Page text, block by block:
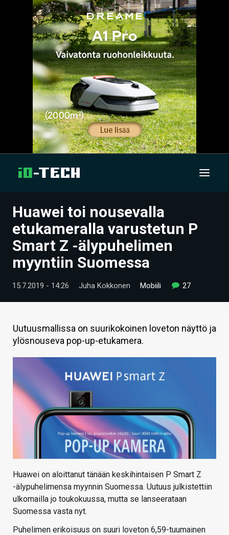
UUTISET
ARTIKKELIT
VIDEOT
TECHBBS
HINTA.FI
KAUPPA
VAIHDA TEEMA
HAKU
Huawei toi nousevalla
etukameralla varustetun P
Smart Z -älypuhelimen
myyntiin Suomessa
15.7.2019 - 14:26 Juha Kokkonen Mobiili 27
Uutuusmallissa on suurikokoinen loveton näyttö ja
ylösnouseva pop-up-etukamera.
Huawei on aloittanut tänään keskihintaisen P Smart Z
-älypuhelimensa myynnin Suomessa. Uutuus julkistettiin
ulkomailla jo toukokuussa, mutta se lanseerataan
Suomessa vasta nyt.
Puhelimen erikoisuus on suuri loveton 6,59-tuumainen